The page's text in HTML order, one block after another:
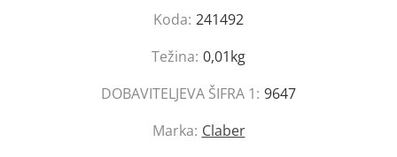
Koda: 241492
Težina: 0,01kg
DOBAVITELJEVA ŠIFRA 1: 9647
Marka: Claber